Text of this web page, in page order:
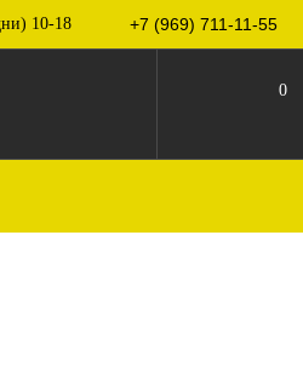
10-18 +7 (969) 711-11-55
0